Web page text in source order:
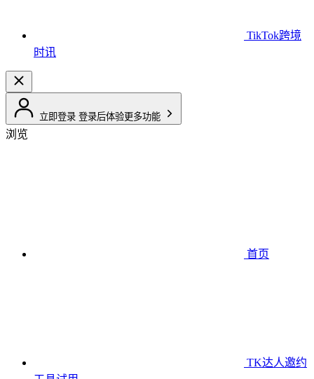
TikTok跨境
时讯
立即登录 登录后体验更多功能
浏览
首页
TK达人邀约